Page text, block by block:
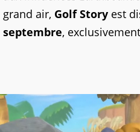
grand air, Golf Story est
septembre,